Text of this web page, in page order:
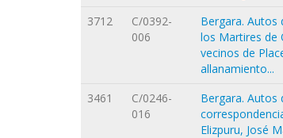
3712
C/0392-
006
Bergara. Autos
los Martires de
vecinos de
allanamiento...
3461
C/0246-
016
Bergara. Autos
Elizpuru, José